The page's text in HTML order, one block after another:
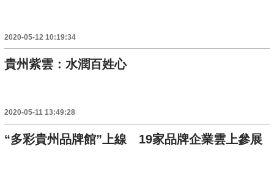
2020-05-12 10:19:34
貴州紫雲：水潤百姓心
2020-05-11 13:49:28
“多彩貴州品牌館”上線 19家品牌企業雲上參展